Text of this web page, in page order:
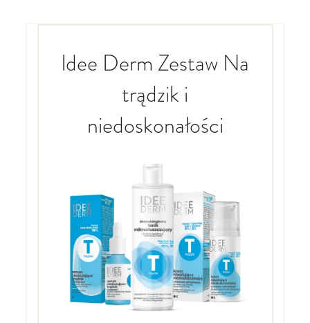
Idee Derm Zestaw Na
trądzik i
niedoskonałości